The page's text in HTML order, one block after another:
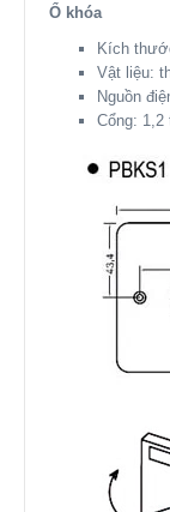
Ổ khóa
Kích
Vật liệu:
Nguồn
Cổng: 1,2